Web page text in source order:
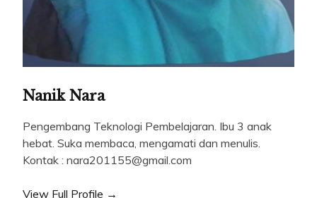
Nanik Nara
Pengembang Teknologi Pembelajaran. Ibu 3 anak
hebat. Suka membaca, mengamati dan menulis.
Kontak : nara201155@gmail.com
View Full Profile →